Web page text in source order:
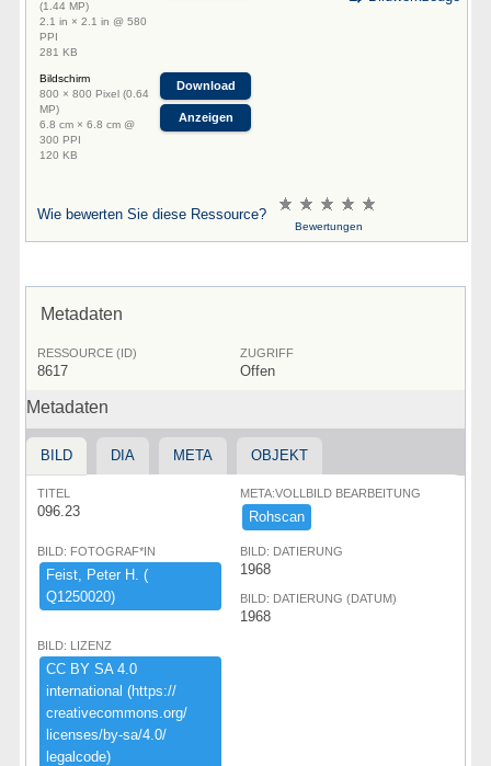
(1.44 MP)
2.1 in × 2.1 in @ 580
PPI
281 KB
Bildschirm
800 × 800 Pixel (0.64
MP)
6.8 cm × 6.8 cm @
300 PPI
120 KB
Download
Anzeigen
Wie bewerten Sie diese Ressource?
Bewertungen
Metadaten
RESSOURCE (ID)
8617
ZUGRIFF
Offen
Metadaten
BILD DIA META OBJEKT
TITEL
096.23
META:VOLLBILD BEARBEITUNG
Rohscan
BILD: FOTOGRAF*IN
Feist,​ ​Peter ​H.​ ​(​
Q1250020)​
BILD: DATIERUNG
1968
BILD: DATIERUNG (DATUM)
1968
BILD: LIZENZ
CC ​BY ​SA ​4.​0 ​
international ​(​https:​/​/​
creativecommons.​org/​
licenses/​by-​sa/​4.​0/​
legalcode)​